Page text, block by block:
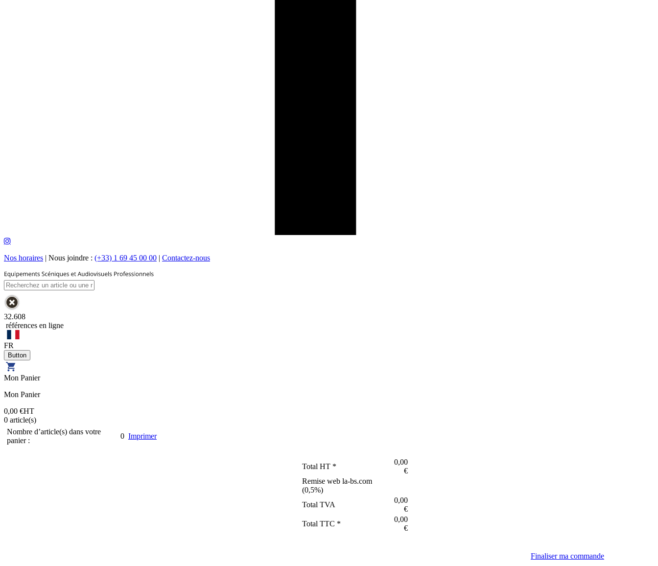
Nos horaires | Nous joindre : (+33) 1 69 45 00 00 | Contactez-nous
32.608
références en ligne
FR
Mon Panier
Mon Panier
0,00 €HT
0 article(s)
Nombre d’article(s) dans votre
panier :
0 Imprimer
Total HT *
0,00
€
Remise web la-bs.com
(0,5%)
Total TVA
0,00
€
Total TTC *
0,00
€
Finaliser ma commande